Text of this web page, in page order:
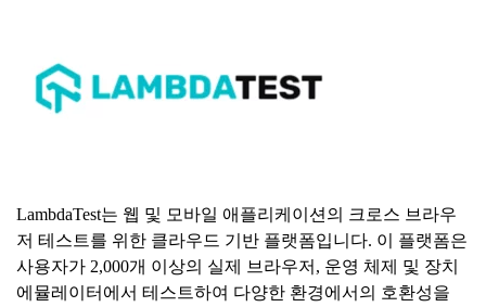
LambdaTest는 웹 및 모바일 애플리케이션의 크로스 브라우
저 테스트를 위한 클라우드 기반 플랫폼입니다. 이 플랫폼은
사용자가 2,000개 이상의 실제 브라우저, 운영 체제 및 장치
에뮬레이터에서 테스트하여 다양한 환경에서의 호환성을